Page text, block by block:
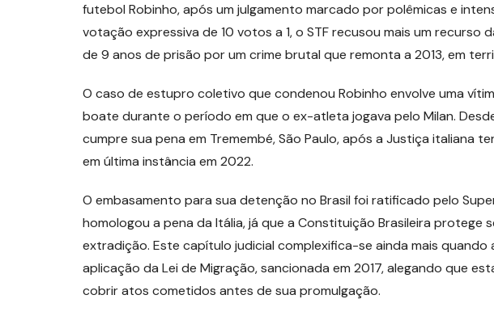
futebol Robinho, após um julgamento marcado por polêmicas e
votação expressiva de 10 votos a 1, o STF recusou mais um recurso
de 9 anos de prisão por um crime brutal que remonta a 2013, em
O caso de estupro coletivo que condenou Robinho envolve uma
boate durante o período em que o ex-atleta jogava pelo Milan.
cumpre sua pena em Tremembé, São Paulo, após a Justiça italiana
em última instância em 2022.
O embasamento para sua detenção no Brasil foi ratificado pelo
homologou a pena da Itália, já que a Constituição Brasileira protege
extradição. Este capítulo judicial complexifica-se ainda mais
aplicação da Lei de Migração, sancionada em 2017, alegando que
cobrir atos cometidos antes de sua promulgação.